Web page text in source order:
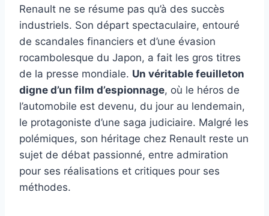
Renault ne se résume pas qu’à des succès
industriels. Son départ spectaculaire, entouré
de scandales financiers et d’une évasion
rocambolesque du Japon, a fait les gros titres
de la presse mondiale. Un véritable feuilleton
digne d’un film d’espionnage, où le héros de
l’automobile est devenu, du jour au lendemain,
le protagoniste d’une saga judiciaire. Malgré les
polémiques, son héritage chez Renault reste un
sujet de débat passionné, entre admiration
pour ses réalisations et critiques pour ses
méthodes.